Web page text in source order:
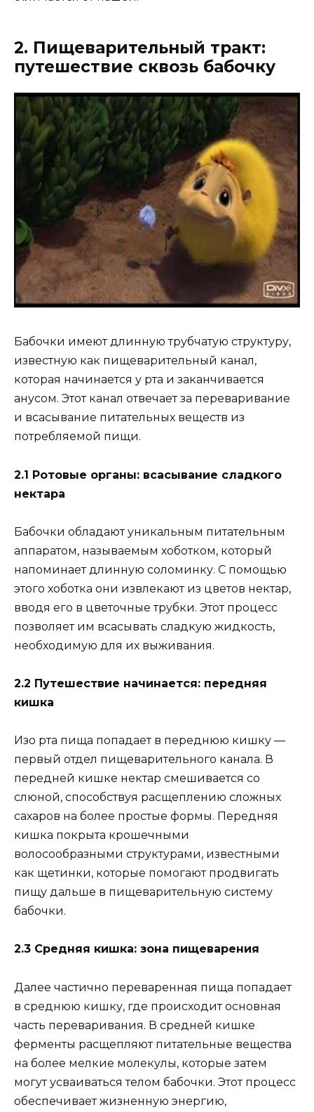
2. Пищеварительный тракт:
путешествие сквозь бабочку
Бабочки имеют длинную трубчатую структуру,
известную как пищеварительный канал,
которая начинается у рта и заканчивается
анусом. Этот канал отвечает за переваривание
и всасывание питательных веществ из
потребляемой пищи.
2.1 Ротовые органы: всасывание сладкого
нектара
Бабочки обладают уникальным питательным
аппаратом, называемым хоботком, который
напоминает длинную соломинку. С помощью
этого хоботка они извлекают из цветов нектар,
вводя его в цветочные трубки. Этот процесс
позволяет им всасывать сладкую жидкость,
необходимую для их выживания.
2.2 Путешествие начинается: передняя
кишка
Изо рта пища попадает в переднюю кишку —
первый отдел пищеварительного канала. В
передней кишке нектар смешивается со
слюной, способствуя расщеплению сложных
сахаров на более простые формы. Передняя
кишка покрыта крошечными
волосообразными структурами, известными
как щетинки, которые помогают продвигать
пищу дальше в пищеварительную систему
бабочки.
2.3 Средняя кишка: зона пищеварения
Далее частично переваренная пища попадает
в среднюю кишку, где происходит основная
часть переваривания. В средней кишке
ферменты расщепляют питательные вещества
на более мелкие молекулы, которые затем
могут усваиваться телом бабочки. Этот процесс
обеспечивает жизненную энергию,